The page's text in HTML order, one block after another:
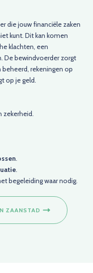
die jouw financiële zaken
kunt. Dit kan komen
klachten, een
De bewindvoerder zorgt
rekeningen op
op je geld.
zekerheid.
.
.
begeleiding waar nodig.
ZAANSTAD